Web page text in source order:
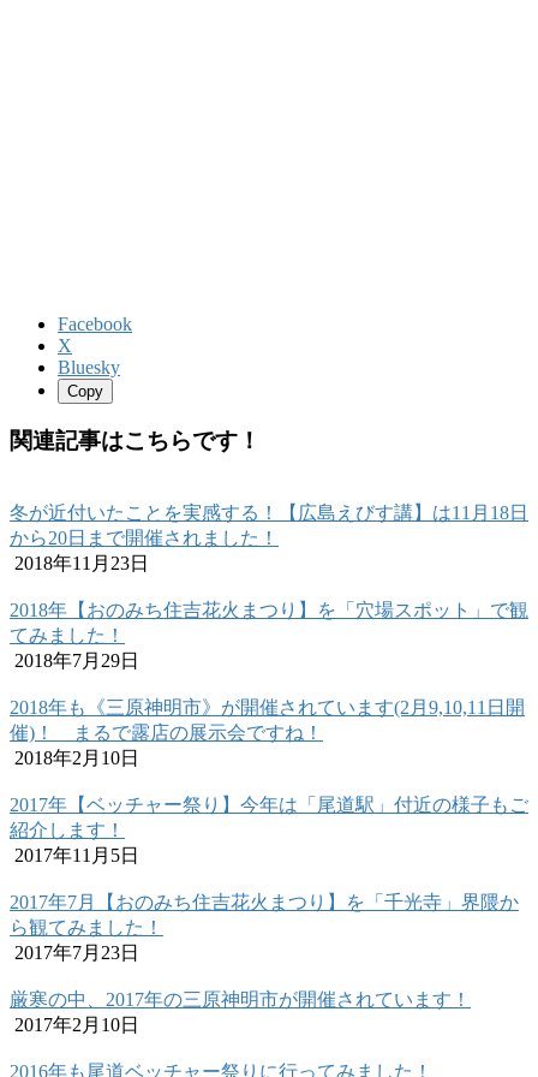
Facebook
X
Bluesky
Copy
関連記事はこちらです！
冬が近付いたことを実感する！【広島えびす講】は11月18日
から20日まで開催されました！
2018年11月23日
2018年【おのみち住吉花火まつり】を「穴場スポット」で観
てみました！
2018年7月29日
2018年も《三原神明市》が開催されています(2月9,10,11日開
催)！ まるで露店の展示会ですね！
2018年2月10日
2017年【ベッチャー祭り】今年は「尾道駅」付近の様子もご
紹介します！
2017年11月5日
2017年7月【おのみち住吉花火まつり】を「千光寺」界隈か
ら観てみました！
2017年7月23日
厳寒の中、2017年の三原神明市が開催されています！
2017年2月10日
2016年も尾道ベッチャー祭りに行ってみました！